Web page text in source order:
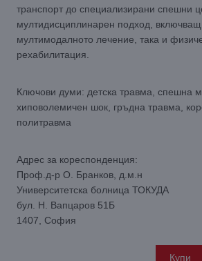
транспорт до специализирани спешни
мултидисциплинарен подход, включващ
мултимодалното лечение, така и
рехабилитация.
Ключови думи: детска травма, спешна
хиповолемичен шок, гръдна травма,
политравма
Адрес за кореспонденция:
Проф.д-р О. Бранков, д.м.н
Университетска болница ТОКУДА
бул. Н. Вапцаров 51Б
1407, София
Купи